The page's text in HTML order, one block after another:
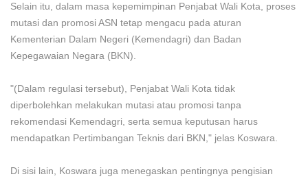
Selain itu, dalam masa kepemimpinan Penjabat Wali Kota, proses
mutasi dan promosi ASN tetap mengacu pada aturan
Kementerian Dalam Negeri (Kemendagri) dan Badan
Kepegawaian Negara (BKN).
"(Dalam regulasi tersebut), Penjabat Wali Kota tidak
diperbolehkan melakukan mutasi atau promosi tanpa
rekomendasi Kemendagri, serta semua keputusan harus
mendapatkan Pertimbangan Teknis dari BKN," jelas Koswara.
Di sisi lain, Koswara juga menegaskan pentingnya pengisian